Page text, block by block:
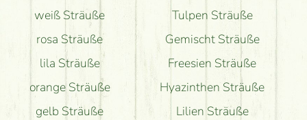
weiß Sträuße
rosa Sträuße
lila Sträuße
orange Sträuße
gelb Sträuße
Tulpen Sträuße
Gemischt Sträuße
Freesien Sträuße
Hyazinthen Sträuße
Lilien Sträuße